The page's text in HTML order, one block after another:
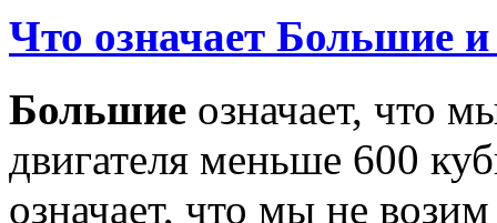
Что означает Большие
Большие означает, что
двигателя меньше 600
означает, что мы не